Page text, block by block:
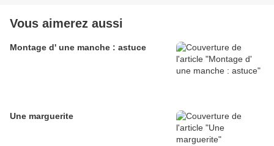
Vous aimerez aussi
Montage d' une manche : astuce
Une marguerite